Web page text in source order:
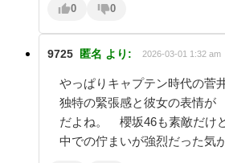
0 0
9725 匿名 より: 2026-03-01 1:32 am
やっぱりキャプテン時代の
独特の緊張感と彼女の表情
だよね。 櫻坂46も素敵だけ
中での佇まいが強烈だった気